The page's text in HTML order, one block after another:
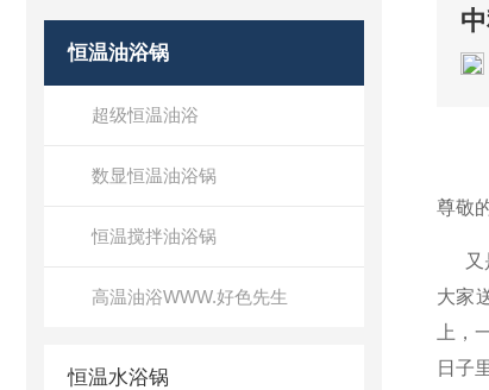
恒温油浴锅
超级恒温油浴
数显恒温油浴锅
恒温搅拌油浴锅
高温油浴WWW.好色先生
恒温水浴锅
尊敬
又是
大家
上，
日子